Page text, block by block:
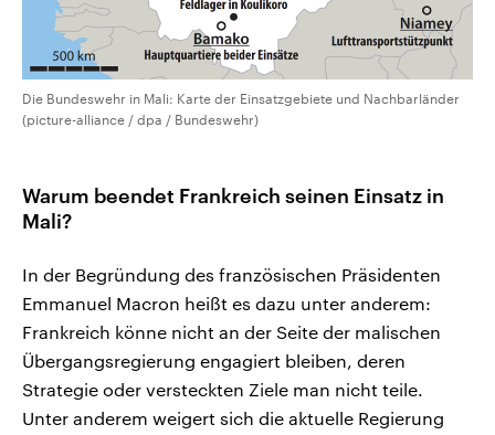
Die Bundeswehr in Mali: Karte der Einsatzgebiete und Nachbarländer
(picture-alliance / dpa / Bundeswehr)
Warum beendet Frankreich seinen Einsatz in
Mali?
In der Begründung des französischen Präsidenten
Emmanuel Macron heißt es dazu unter anderem:
Frankreich könne nicht an der Seite der malischen
Übergangsregierung engagiert bleiben, deren
Strategie oder versteckten Ziele man nicht teile.
Unter anderem weigert sich die aktuelle Regierung